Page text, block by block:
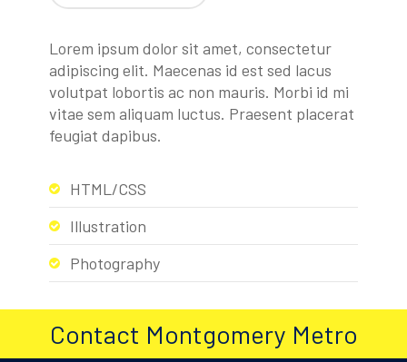
Lorem ipsum dolor sit amet, consectetur
adipiscing elit. Maecenas id est sed lacus
volutpat lobortis ac non mauris. Morbi id mi
vitae sem aliquam luctus. Praesent placerat
feugiat dapibus.
HTML/CSS
Illustration
Photography
Contact Montgomery Metro